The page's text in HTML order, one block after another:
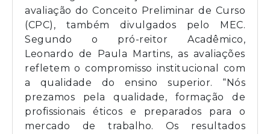
avaliação do Conceito Preliminar de Curso
(CPC), também divulgados pelo MEC.
Segundo o pró-reitor Acadêmico,
Leonardo de Paula Martins, as avaliações
refletem o compromisso institucional com
a qualidade do ensino superior. “Nós
prezamos pela qualidade, formação de
profissionais éticos e preparados para o
mercado de trabalho. Os resultados